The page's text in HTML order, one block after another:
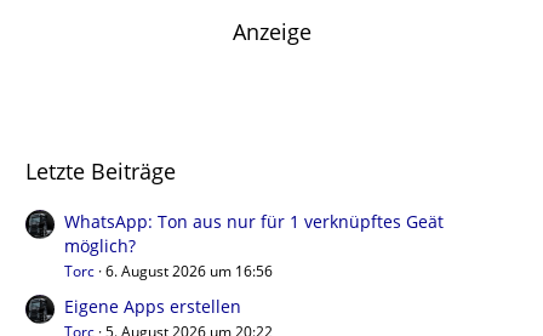
Anzeige
Letzte Beiträge
WhatsApp: Ton aus nur für 1 verknüpftes Geät
möglich?
Torc 6. August 2026 um 16:56
Eigene Apps erstellen